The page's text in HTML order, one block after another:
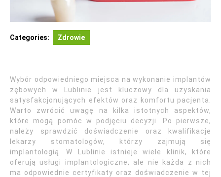
Categories: Zdrowie
Wybór odpowiedniego miejsca na wykonanie implantów
zębowych w Lublinie jest kluczowy dla uzyskania
satysfakcjonujących efektów oraz komfortu pacjenta.
Warto zwrócić uwagę na kilka istotnych aspektów,
które mogą pomóc w podjęciu decyzji. Po pierwsze,
należy sprawdzić doświadczenie oraz kwalifikacje
lekarzy stomatologów, którzy zajmują się
implantologią. W Lublinie istnieje wiele klinik, które
oferują usługi implantologiczne, ale nie każda z nich
ma odpowiednie certyfikaty oraz doświadczenie w tej